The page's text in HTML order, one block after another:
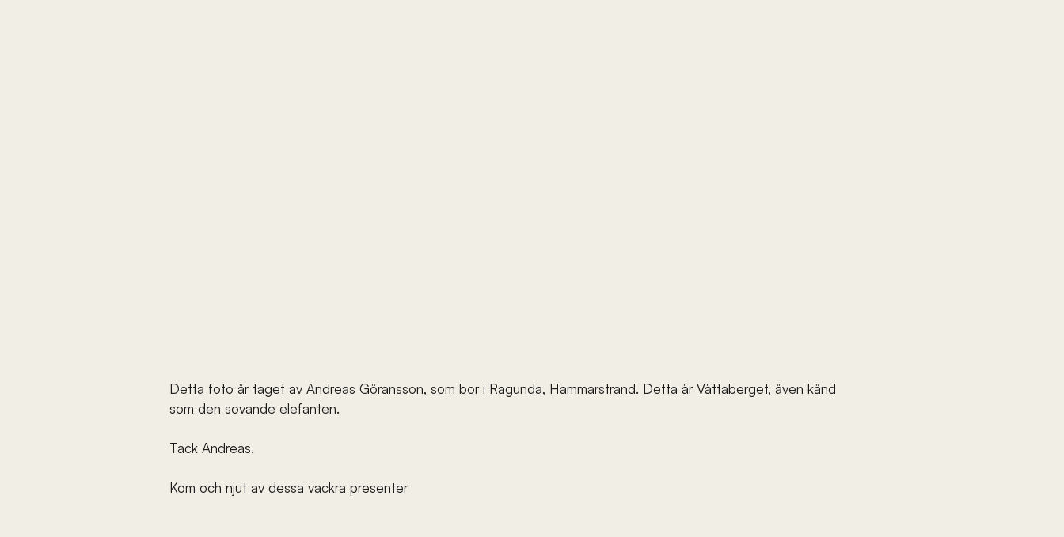
Detta foto är taget av Andreas Göransson, som bor i Ragunda, Hammarstrand. Detta är Vättaberget, även känd
som den sovande elefanten.
Tack Andreas.
Kom och njut av dessa vackra presenter